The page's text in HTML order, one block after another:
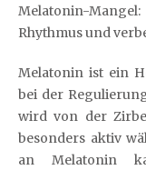
Melatonin-
Rhythmus und
Melatonin ist ein
bei der
wird von der
besonders aktiv
an Melatonin